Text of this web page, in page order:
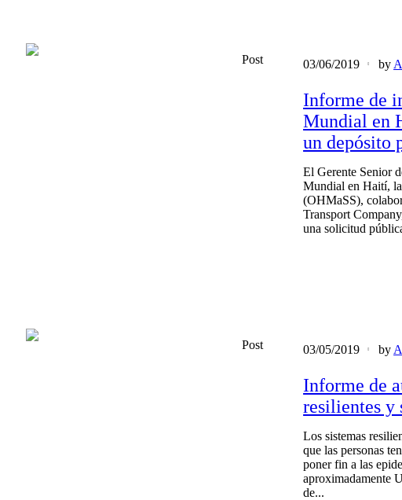
Post 03/06/2019 by
Informe de
Mundial en
un depósito
El Gerente Senior
Mundial en Haití,
(OHMaSS),
Transport
una solicitud
Post 03/05/2019 by
Informe de
resilientes y
Los sistemas
que las personas
poner fin a las
aproximadamente
de...